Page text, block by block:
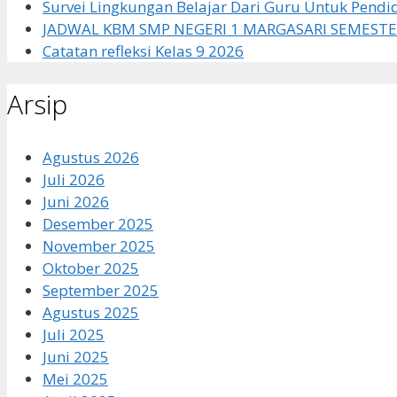
Survei Lingkungan Belajar Dari Guru Untuk
JADWAL KBM SMP NEGERI 1 MARGASARI
Catatan refleksi Kelas 9 2026
Arsip
Agustus 2026
Juli 2026
Juni 2026
Desember 2025
November 2025
Oktober 2025
September 2025
Agustus 2025
Juli 2025
Juni 2025
Mei 2025